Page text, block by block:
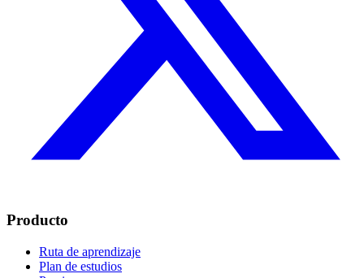
Producto
Ruta de aprendizaje
Plan de estudios